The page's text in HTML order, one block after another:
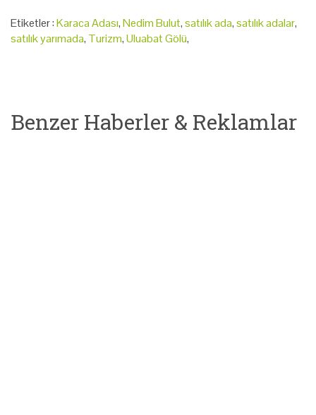
Etiketler :Karaca Adası,Nedim Bulut,satılık ada,satılık adalar,
satılık yarımada, Turizm,Uluabat Gölü,
Benzer Haberler & Reklamlar